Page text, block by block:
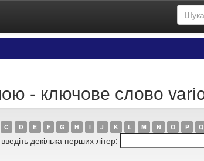
- ключове слово
C D E F G H I J K L M N O P Q
декілька перших літер: